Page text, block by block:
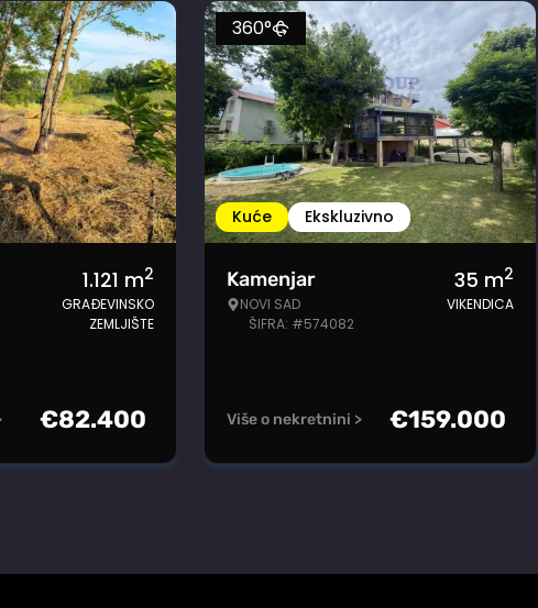
1.121 m2
GRAĐEVINSKO
ZEMLJIŠTE
€82.400
Kuće Ekskluzivno
360°
Kamenjar
NOVI SAD
ŠIFRA: #574082
35 m2
VIKENDICA
Više o nekretnini > €159.000